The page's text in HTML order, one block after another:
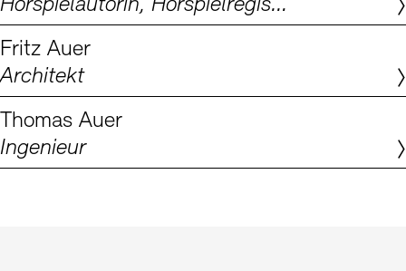
Nachhaltigkeit
Digitale Sammlungen Exil-Archive
Hörspielautorin, Hörspielregisseurin, Dramaturgin
Fritz Auer
Architekt
Thomas Auer
Ingenieur